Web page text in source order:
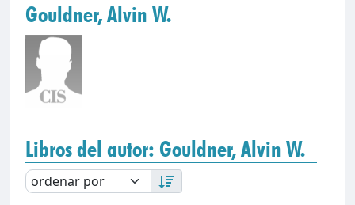
Gouldner, Alvin W.
Libros del autor: Gouldner, Alvin W.